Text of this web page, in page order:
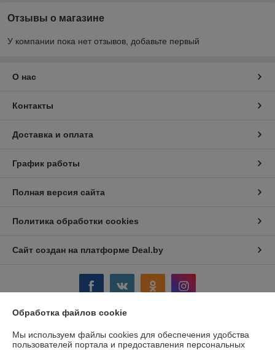
Отзывы о магазине
У компании пока нет отзывов, добавьте первый
О нас
Контакты
Доставка и оплата
График работы
Полная версия сайта
Политика обработки cookies
Сайт создан на платформе Deal.by
Информация для покупателя
Обработка файлов cookie
Мы используем файлы cookies для обеспечения удобства
пользователей портала и предоставления персональных